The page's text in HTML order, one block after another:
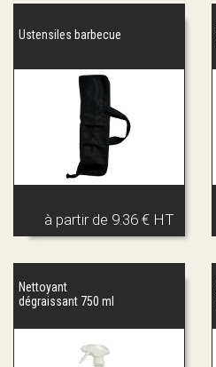
Ustensiles barbecue
à partir de 9.36 € HT
Nettoyant
dégraissant 750 ml